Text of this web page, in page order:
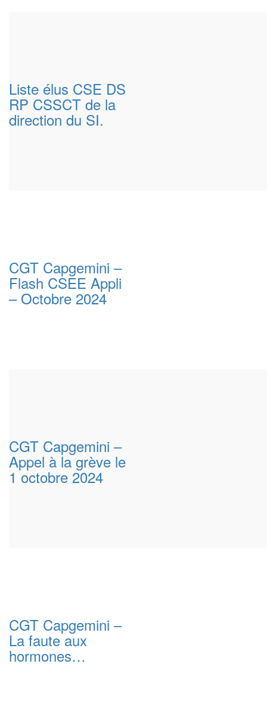
Liste élus CSE DS
RP CSSCT de la
direction du SI.
CGT Capgemini –
Flash CSEE Appli
– Octobre 2024
CGT Capgemini –
Appel à la grève le
1 octobre 2024
CGT Capgemini –
La faute aux
hormones…